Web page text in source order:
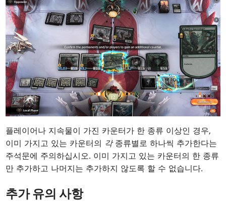
플레이어나 지속물이 가진 카운터가 한 종류 이상인 경우,
이미 가지고 있는 카운터의 각종류별로 하나씩 추가한다는
주석문에 주의하십시오. 이미 가지고 있는 카운터의 한 종류
만 추가하고 나머지는 추가하지 않도록 할 수 없습니다.
추가 유의 사항